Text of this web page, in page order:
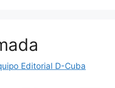
Editorial D-Cuba